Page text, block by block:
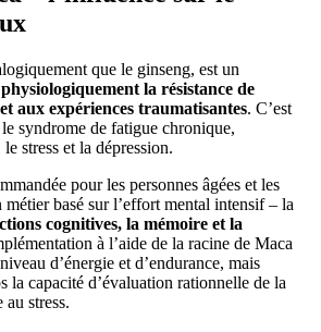
que le ginseng, est un
la résistance de
aux expériences traumatisantes. C’est
syndrome de fatigue chronique,
stress et la dépression.
pour les personnes âgées et les
métier basé sur l’effort mental intensif – la
cognitives, la mémoire et la
à l’aide de la racine de Maca
d’énergie et d’endurance, mais
la capacité d’évaluation rationnelle de la
au stress.